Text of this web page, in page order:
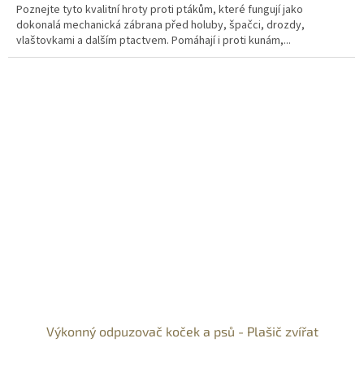
Poznejte tyto kvalitní hroty proti ptákům, které fungují jako
dokonalá mechanická zábrana před holuby, špačci, drozdy,
vlaštovkami a dalším ptactvem. Pomáhají i proti kunám,...
Výkonný odpuzovač koček a psů - Plašič zvířat